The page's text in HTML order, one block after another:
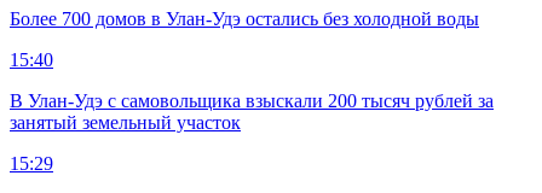
Более 700 домов в Улан-Удэ остались без холодной воды
15:40
В Улан-Удэ с самовольщика взыскали 200 тысяч рублей за
занятый земельный участок
15:29